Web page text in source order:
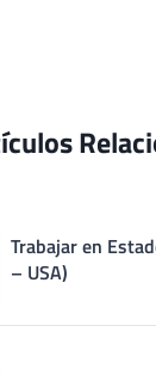
Trabajar en
– USA)